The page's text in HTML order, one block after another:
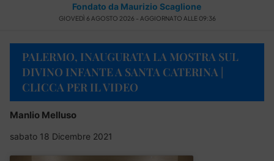
Fondato da Maurizio Scaglione
GIOVEDÌ 6 AGOSTO 2026 - AGGIORNATO ALLE 09:36
PALERMO, INAUGURATA LA MOSTRA SUL
DIVINO INFANTE A SANTA CATERINA |
CLICCA PER IL VIDEO
Manlio Melluso
sabato 18 Dicembre 2021